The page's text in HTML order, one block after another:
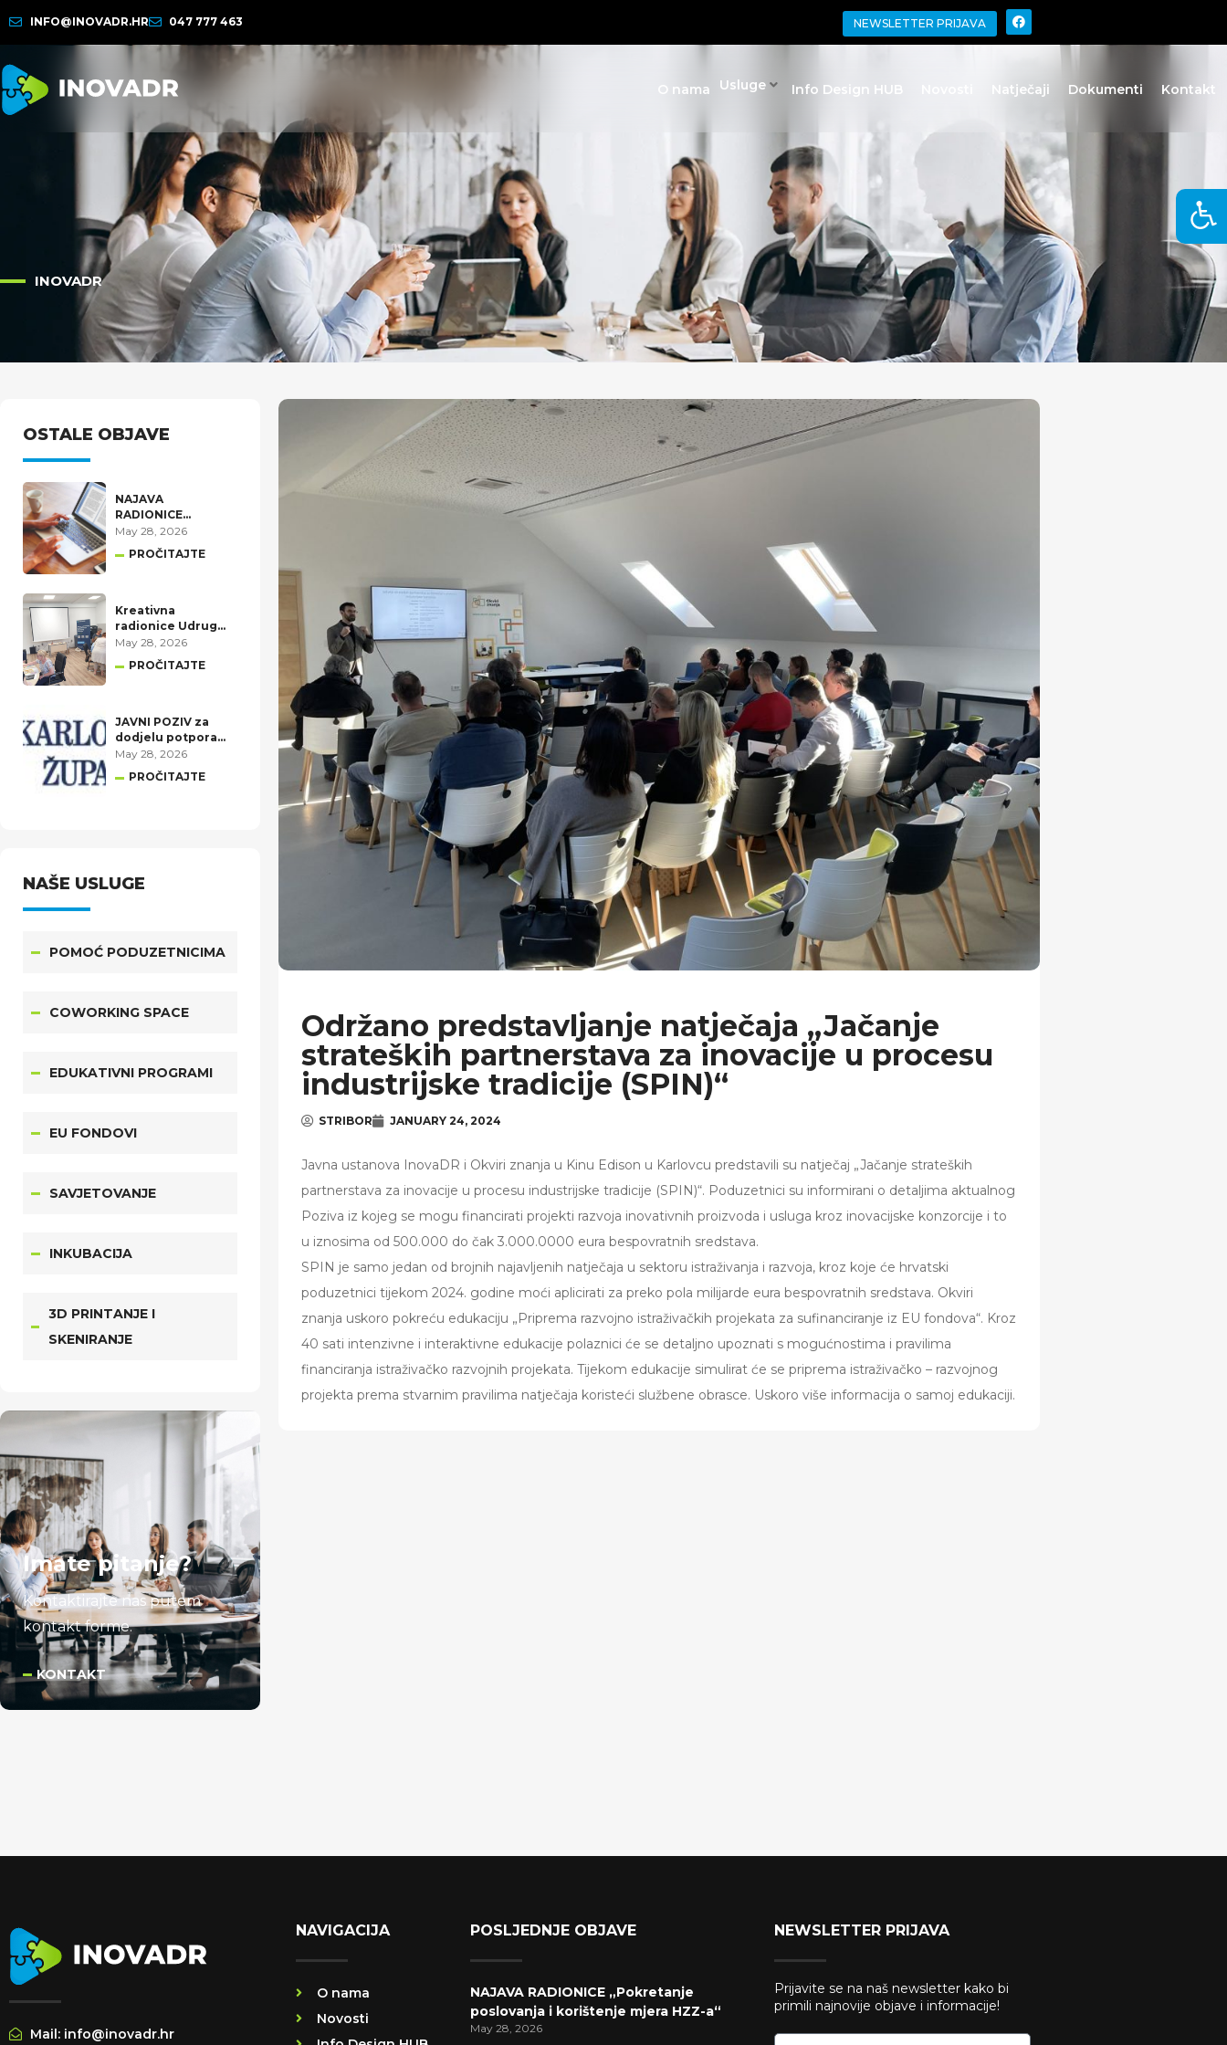
INFO@INOVADR.HR 047 777 463 NEWSLETTER PRIJAVA
O nama Usluge Info Design HUB Natječaji Dokumenti Kontakt
INOVADR
OSTALE OBJAVE
NAJAVA
RADIONICE
„Pokretanje
poslovanja i
korištenje mjera
May 28, 2026
PROČITAJTE
Kreativna
radionice Udruge
invalida rada i
ostalih osoba s
invaliditetom
May 28, 2026
PROČITAJTE
JAVNI POZIV za
dodjelu potpora
male vrijednosti
za razvoj
poduzetništva na
May 28, 2026
PROČITAJTE
NAŠE USLUGE
POMOĆ PODUZETNICIMA
COWORKING SPACE
EDUKATIVNI PROGRAMI
EU FONDOVI
SAVJETOVANJE
INKUBACIJA
3D PRINTANJE I
SKENIRANJE
Imate pitanje?
Kontaktirajte nas putem
kontakt forme.
KONTAKT
Održano predstavljanje natječaja „Jačanje
strateških partnerstava za inovacije u procesu
industrijske tradicije (SPIN)“
STRIBOR JANUARY 24, 2024
Javna ustanova InovaDR i Okviri znanja u Kinu Edison u Karlovcu predstavili su natječaj „Jačanje strateških
partnerstava za inovacije u procesu industrijske tradicije (SPIN)“. Poduzetnici su informirani o detaljima aktualnog
Poziva iz kojeg se mogu financirati projekti razvoja inovativnih proizvoda i usluga kroz inovacijske konzorcije i to
u iznosima od 500.000 do čak 3.000.0000 eura bespovratnih sredstava.
SPIN je samo jedan od brojnih najavljenih natječaja u sektoru istraživanja i razvoja, kroz koje će hrvatski
poduzetnici tijekom 2024. godine moći aplicirati za preko pola milijarde eura bespovratnih sredstava. Okviri
znanja uskoro pokreću edukaciju „Priprema razvojno istraživačkih projekata za sufinanciranje iz EU fondova“. Kroz
40 sati intenzivne i interaktivne edukacije polaznici će se detaljno upoznati s mogućnostima i pravilima
financiranja istraživačko razvojnih projekata. Tijekom edukacije simulirat će se priprema istraživačko – razvojnog
projekta prema stvarnim pravilima natječaja koristeći službene obrasce. Uskoro više informacija o samoj edukaciji.
Mail: info@inovadr.hr
NAVIGACIJA
O nama
Novosti
POSLJEDNJE OBJAVE
NAJAVA RADIONICE „Pokretanje
poslovanja i korištenje mjera HZZ-a“
May 28, 2026
NEWSLETTER PRIJAVA
Prijavite se na naš newsletter kako bi
primili najnovije objave i informacije!